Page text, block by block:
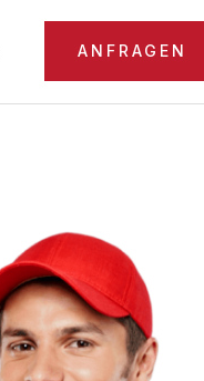
ANFRAGEN